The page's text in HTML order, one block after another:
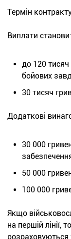
Термін
Виплати
до 120 тисяч
бойових
30 тисяч
Додаткові
30 000
50 000
100 000
Якщо
на першій лінії,